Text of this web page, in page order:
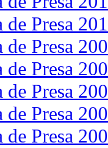
Presa
Presa
Presa
Presa
Presa
Presa